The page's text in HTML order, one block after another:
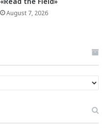
August 7, 2026